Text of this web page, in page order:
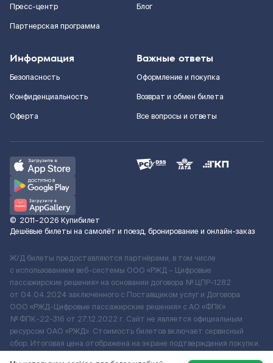
Пресс-центр
Партнерская программа
Блог
Информация
Безопасность
Конфиденциальность
Оферта
Важные ответы
Оформление и покупка
Возврат и обмен билета
Все вопросы и ответы
© 2011–2026 Купибилет
Дешёвые билеты на самолёт и поезд, бронирование и онлайн-заказ
Ж/Д билеты предоставляются партнёрами, в том числе
с использованием веб-системы ООО «РЖД – Цифровые
пассажирские решения» на основании договора № ЦПР-1282
от 04.04.2024 заключенного с Поставщиком услуг и Договора
ООО «РЖД-Цифровые пассажирские решения» c АО «ФПК»
№ ФПК-22-316 от 27.12.2022 г. Сайт не является официальным
ресурсом ОАО «РЖД». Стоимость билетов включает сервисный
сбор. Итоговая цена отображена на экране подтверждения покупки.